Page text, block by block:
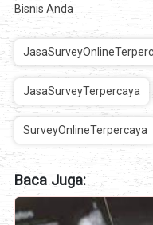
Bisnis Anda
JasaSurveyTerpercaya
SurveyOnlineTerpercaya
Baca Juga: